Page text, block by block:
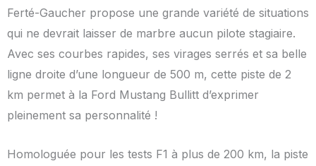
Ferté-Gaucher propose une grande variété de situations
qui ne devrait laisser de marbre aucun pilote stagiaire.
Avec ses courbes rapides, ses virages serrés et sa belle
ligne droite d’une longueur de 500 m, cette piste de 2
km permet à la Ford Mustang Bullitt d’exprimer
pleinement sa personnalité !
Homologuée pour les tests F1 à plus de 200 km, la piste